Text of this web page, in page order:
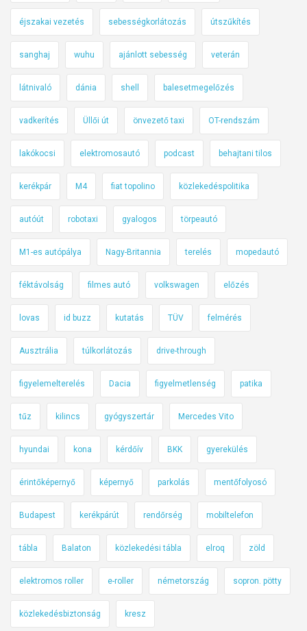
éjszakai vezetés sebességkorlátozás útszűkítés
sanghaj wuhu ajánlott sebesség veterán
látnivaló dánia shell balesetmegelőzés
vadkerítés Üllői út önvezető taxi OT-rendszám
lakókocsi elektromosautó podcast behajtani tilos
kerékpár M4 fiat topolino közlekedéspolitika
autóút robotaxi gyalogos törpeautó
M1-es autópálya Nagy-Britannia terelés mopedautó
féktávolság filmes autó volkswagen előzés
lovas id buzz kutatás TÜV felmérés
Ausztrália túlkorlátozás drive-through
figyelemelterelés Dacia figyelmetlenség patika
tűz kilincs gyógyszertár Mercedes Vito
hyundai kona kérdőív BKK gyerekülés
érintőképernyő képernyő parkolás mentőfolyosó
Budapest kerékpárút rendőrség mobiltelefon
tábla Balaton közlekedési tábla elroq zöld
elektromos roller e-roller németország sopron. pötty
közlekedésbiztonság kresz